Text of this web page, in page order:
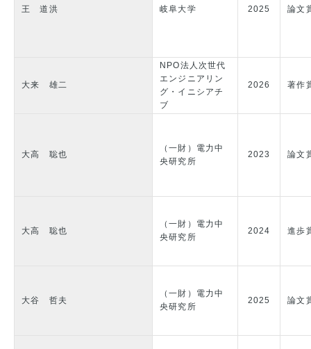
王 道洪 岐阜大学 2025 論文
大来 雄二
NPO法人次世代
エンジニアリン
グ・イニシアチ
ブ
2026 著作
大高 聡也
（一財）電力中
央研究所
2023 論文
大高 聡也
（一財）電力中
央研究所
2024 進歩
大谷 哲夫
（一財）電力中
央研究所
2025 論文